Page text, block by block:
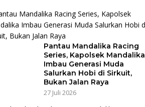
Pantau Mandalika Racing
Series, Kapolsek Mandalika
Imbau Generasi Muda
Salurkan Hobi di Sirkuit,
Bukan Jalan Raya
27 Juli 2026